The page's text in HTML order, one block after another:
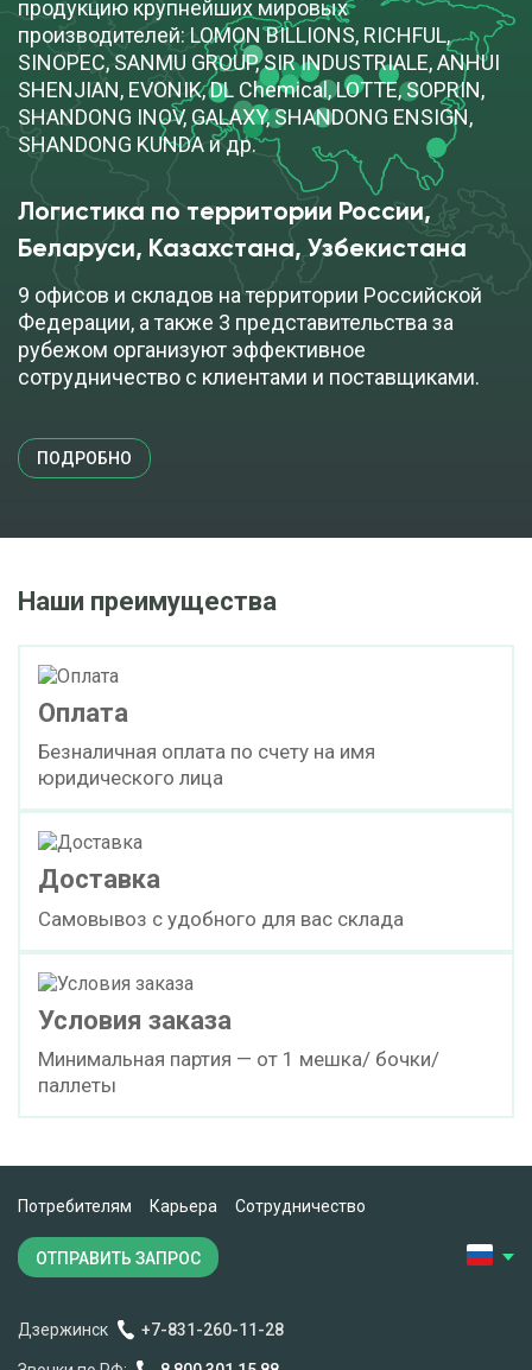
продукцию крупнейших мировых
производителей: LOMON BILLIONS, RICHFUL,
SINOPEC, SANMU GROUP, SIR INDUSTRIALE, ANHUI
SHENJIAN, EVONIK, DL Chemical, LOTTE, SOPRIN,
SHANDONG INOV, GALAXY, SHANDONG ENSIGN,
SHANDONG KUNDA и др.
Логистика по территории России,
Беларуси, Казахстана, Узбекистана
9 офисов и складов на территории Российской
Федерации, а также 3 представительства за
рубежом организуют эффективное
сотрудничество с клиентами и поставщиками.
ПОДРОБНО
Наши преимущества
Оплата
Безналичная оплата по счету на имя
юридического лица
Доставка
Самовывоз с удобного для вас склада
Условия заказа
Минимальная партия — от 1 мешка/ бочки/
паллеты
Потребителям Карьера Сотрудничество
ОТПРАВИТЬ ЗАПРОС
Дзержинск +7-831-260-11-28